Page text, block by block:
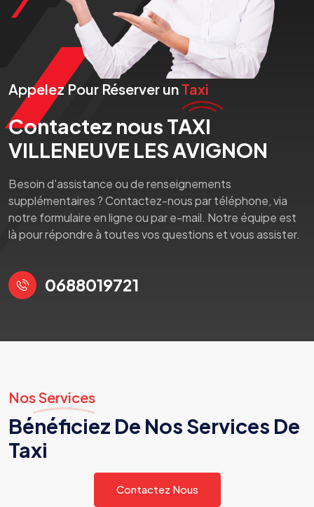
Appelez Pour Réserver un Taxi
Contactez nous TAXI
VILLENEUVE LES AVIGNON
Besoin d'assistance ou de renseignements
supplémentaires ? Contactez-nous par téléphone, via
notre formulaire en ligne ou par e-mail. Notre équipe est
là pour répondre à toutes vos questions et vous assister.
0688019721
Nos Services
Bénéficiez De Nos Services De
Taxi
Contactez Nous